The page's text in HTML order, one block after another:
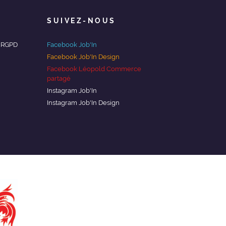
SUIVEZ-NOUS
Facebook Job'In
Facebook Job'In Design
Facebook Léopold Commerce
partagé
Instagram Job'In
Instagram Job'In Design